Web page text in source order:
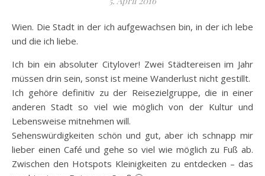
Wien. Die Stadt in der ich aufgewachsen bin, in der ich lebe
und die ich liebe.
Ich bin ein absoluter Citylover! Zwei Städtereisen im Jahr
müssen drin sein, sonst ist meine Wanderlust nicht gestillt.
Ich gehöre definitiv zu der Reisezielgruppe, die in einer
anderen Stadt so viel wie möglich von der Kultur und
Lebensweise mitnehmen will.
Sehenswürdigkeiten schön und gut, aber ich schnapp mir
lieber einen Café und gehe so viel wie möglich zu Fuß ab.
Zwischen den Hotspots Kleinigkeiten zu entdecken – das